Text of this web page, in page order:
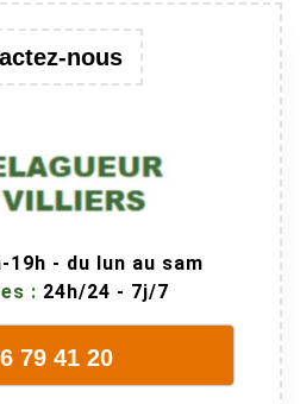
donc
dangereuse.
connaissent
très bien leur
en plus ils
Bref, nous
nous
19h - du lun au sam
: 24h/24 - 7j/7
79 41 20